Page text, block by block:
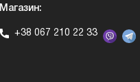
Магазин:
+38 067 210 22 33